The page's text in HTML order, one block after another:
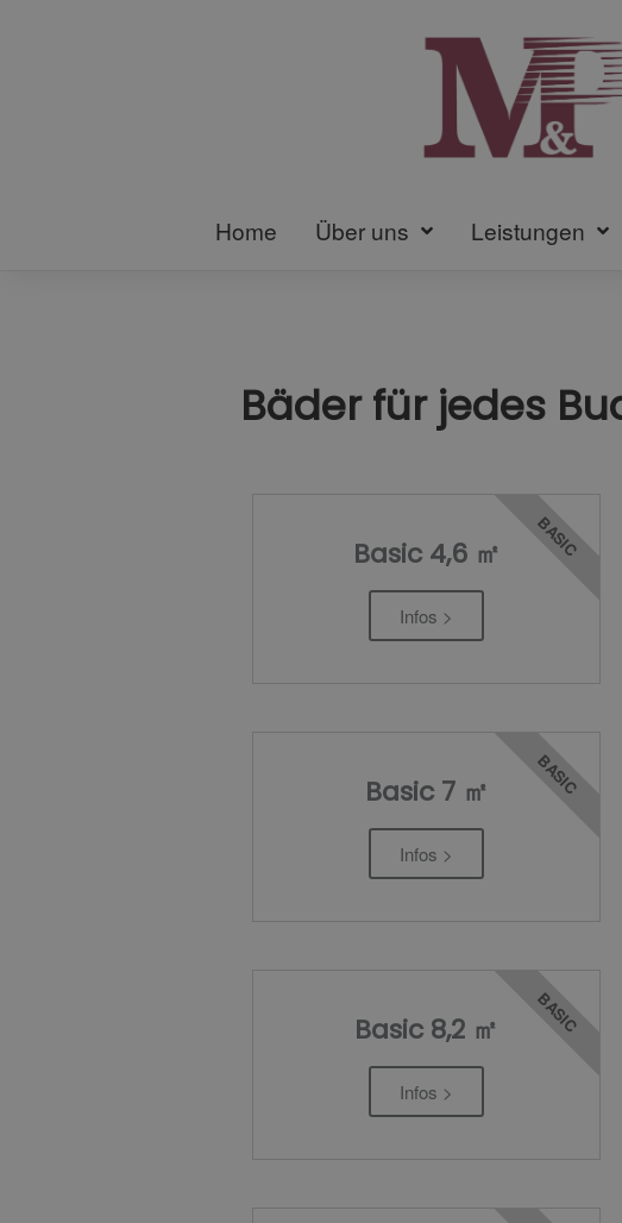
Home Über uns Leistungen
Bäder für jedes
Basic 4,6 ㎡
Infos >
BASIC
Basic 7 ㎡
Infos >
BASIC
Basic 8,2 ㎡
Infos >
BASIC